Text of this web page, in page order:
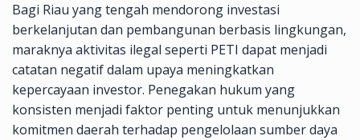
Bagi Riau yang tengah mendorong investasi
berkelanjutan dan pembangunan berbasis lingkungan,
maraknya aktivitas ilegal seperti PETI dapat menjadi
catatan negatif dalam upaya meningkatkan
kepercayaan investor. Penegakan hukum yang
konsisten menjadi faktor penting untuk menunjukkan
komitmen daerah terhadap pengelolaan sumber daya